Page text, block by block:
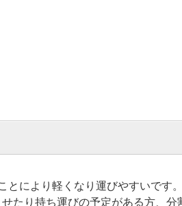
により軽くなり運びやすいです
たり持ち運びの予定がある方、分